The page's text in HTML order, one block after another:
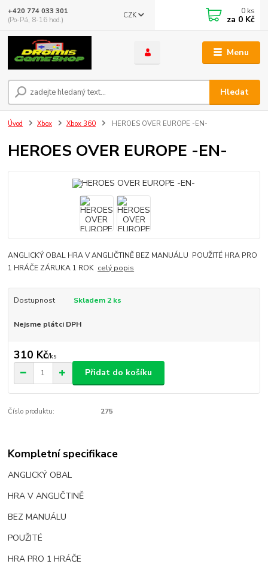
Menu
CZK
Hledat
+420 774 033 301
(Po-Pá, 8-16 hod.)
0 ks
za 0 Kč
Úvod Xbox Xbox 360 HEROES OVER EUROPE -EN-
HEROES OVER EUROPE -EN-
ANGLICKÝ OBAL HRA V ANGLIČTINĚ BEZ MANUÁLU POUŽITÉ HRA PRO
1 HRÁČE ZÁRUKA 1 ROK celý popis
Dostupnost Skladem 2 ks
Nejsme plátci DPH
310 Kč/ks
Přidat do košíku
Číslo produktu: 275
Kompletní specifikace
ANGLICKÝ OBAL
HRA V ANGLIČTINĚ
BEZ MANUÁLU
POUŽITÉ
HRA PRO 1 HRÁČE